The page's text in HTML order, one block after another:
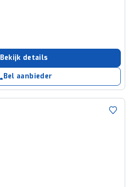
Bekijk details
Bel aanbieder